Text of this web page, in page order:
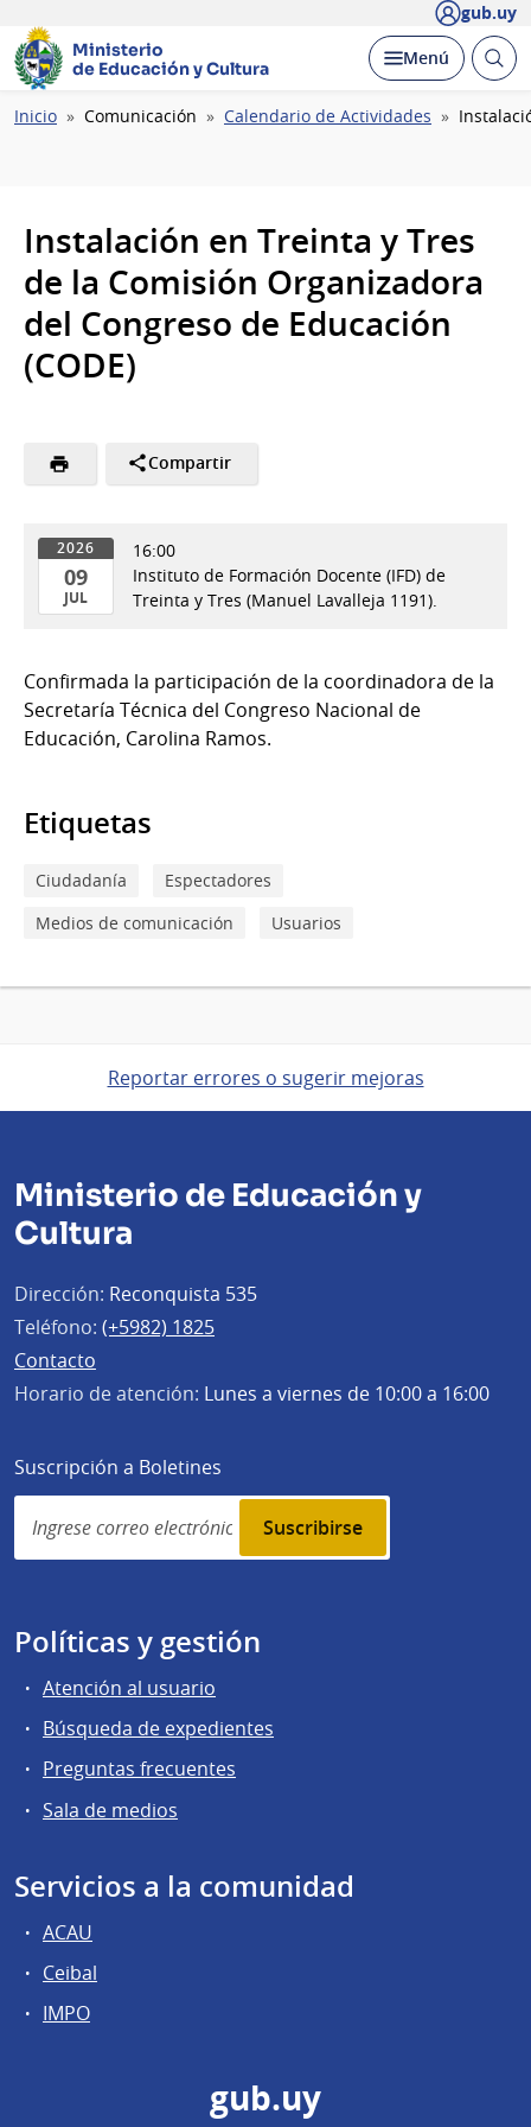
gub.uy
Ministerio
de Educación y Cultura
Desplegar
Menú Abrir
Ruta
Inicio Comunicación Calendario de Actividades
Instalación en Treinta y Tres
de la Comisión Organizadora
del Congreso de Educación
(CODE)
Compartir
2026
09
JUL
Jul
del
2026
16:00
Instituto de Formación Docente (IFD) de
Treinta y Tres (Manuel Lavalleja 1191).
Confirmada la participación de la coordinadora de la
Secretaría Técnica del Congreso Nacional de
Educación, Carolina Ramos.
Etiquetas
Ciudadanía
Espectadores
Medios de comunicación
Usuarios
Reportar errores o sugerir mejoras
Ministerio de Educación y
Cultura
Dirección: Reconquista 535
Teléfono: (+5982) 1825
Contacto
Horario de atención: Lunes a viernes de 10:00 a 16:00
Suscripción a Boletines
Simplenews
subscription
Políticas y gestión
Atención al usuario
Búsqueda de expedientes
Preguntas frecuentes
Sala de medios
Servicios a la comunidad
ACAU
Ceibal
IMPO
gub.uy